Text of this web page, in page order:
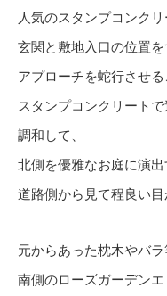
人気のスタンプコンク
玄関と敷地入口の位置を
アプローチを蛇行させ
スタンプコンクリート
調和して、
北側を優雅なお庭に演出
道路側から見て程良い目
元からあった枕木やバラ
南側のローズガーデンエ